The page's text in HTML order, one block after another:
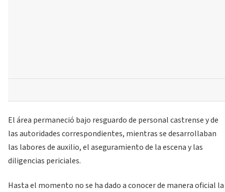
El área permaneció bajo resguardo de personal castrense y de
las autoridades correspondientes, mientras se desarrollaban
las labores de auxilio, el aseguramiento de la escena y las
diligencias periciales.
Hasta el momento no se ha dado a conocer de manera oficial la